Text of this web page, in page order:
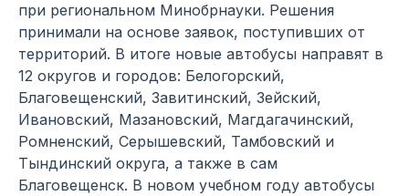
при региональном Минобрнауки. Решения
принимали на основе заявок, поступивших от
территорий. В итоге новые автобусы направят в
12 округов и городов: Белогорский,
Благовещенский, Завитинский, Зейский,
Ивановский, Мазановский, Магдагачинский,
Ромненский, Серышевский, Тамбовский и
Тындинский округа, а также в сам
Благовещенск. В новом учебном году автобусы